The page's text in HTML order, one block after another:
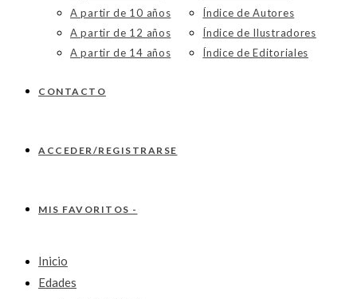
A partir de 10 años
A partir de 12 años
A partir de 14 años
Índice de Autores
Índice de Ilustradores
Índice de Editoriales
CONTACTO
ACCEDER/REGISTRARSE
MIS FAVORITOS -
Inicio
Edades